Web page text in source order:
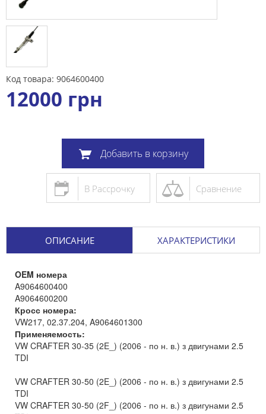
Код товара: 9064600400
12000 грн
Добавить в корзину
Сравнение
В Рассрочку
ОПИСАНИЕ ХАРАКТЕРИСТИКИ
OEM номера
A9064600400
A9064600200
Кросс номера:
VW217, 02.37.204, A9064601300
Применяемость:
VW CRAFTER 30-35 (2E_) (2006 - по н. в.) з двигунами 2.5
TDI
VW CRAFTER 30-50 (2E_) (2006 - по н. в.) з двигунами 2.5
TDI
VW CRAFTER 30-50 (2F_) (2006 - по н. в.) з двигунами 2.5